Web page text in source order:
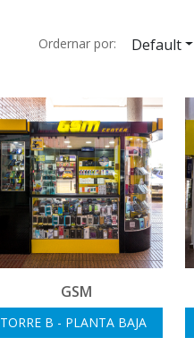
Ordernar por: Default
GSM
TORRE B - PLANTA BAJA